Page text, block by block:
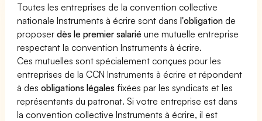
Toutes les entreprises de la convention collective
nationale Instruments à écrire sont dansl'obligation de
proposerdès le premier salarié une mutuelle entreprise
respectant la convention Instruments à écrire.
Ces mutuelles sont spécialement conçues pour les
entreprises de la CCN Instruments à écrire et répondent
à desobligations légales fixées par les syndicats et les
représentants du patronat. Si votre entreprise est dans
la convention collective Instruments à écrire, il est